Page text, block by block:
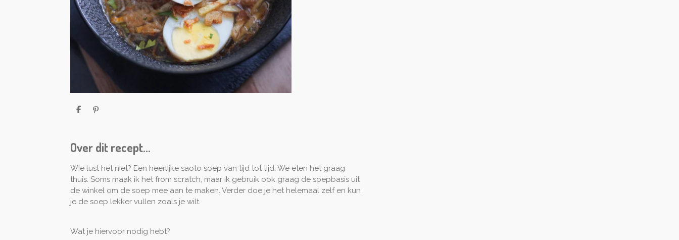
D
P
n
Over dit recept...
Wie lust het niet? Een heerlijke saoto soep van tijd tot tijd. We eten het graag
thuis. Soms maak ik het from scratch, maar ik gebruik ook graag de soepbasis uit
de winkel om de soep mee aan te maken. Verder doe je het helemaal zelf en kun
je de soep lekker vullen zoals je wilt.
Wat je hiervoor nodig hebt?